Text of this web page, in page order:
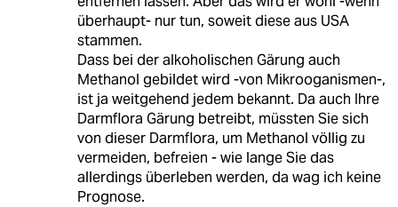
überhaupt- nur tun, soweit diese aus USA
stammen.
Dass bei der alkoholischen Gärung auch
Methanol gebildet wird -von Mikrooganismen-,
ist ja weitgehend jedem bekannt. Da auch Ihre
Darmflora Gärung betreibt, müssten Sie sich
von dieser Darmflora, um Methanol völlig zu
vermeiden, befreien - wie lange Sie das
allerdings überleben werden, da wag ich keine
Prognose.